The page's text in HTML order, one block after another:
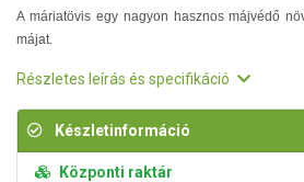
A máriatövis egy nagyon hasznos májvédő
májat.
Részletes leírás és specifikáció
Készletinformáció
Központi raktár